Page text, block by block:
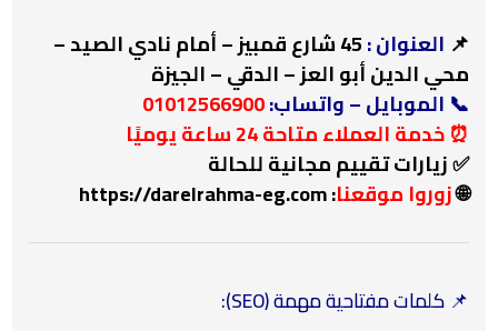
📌 العنوان :
45 شارع قمبيز – أمام نادي الصيد –
محي الدين أبو العز – الدقي – الجيزة
📞 الموبايل – واتساب:01012566900
⏰ خدمة العملاء متاحة 24 ساعة يوميًا
✅ زيارات تقييم مجانية للحالة
🌐زوروا موقعنا:
https://darelrahma-eg.com
📌كلمات مفتاحية مهمة (SEO):